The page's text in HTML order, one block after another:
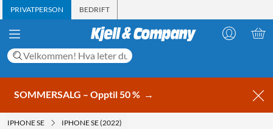
PRIVATPERSON BEDRIFT
SOMMERSALG – Opptil 50 % →
IPHONE SE IPHONE SE (2022)